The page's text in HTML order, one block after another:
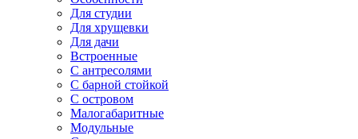
Для студии
Для хрущевки
Для дачи
Встроенные
С антресолями
С барной стойкой
С островом
Малогабаритные
Модульные